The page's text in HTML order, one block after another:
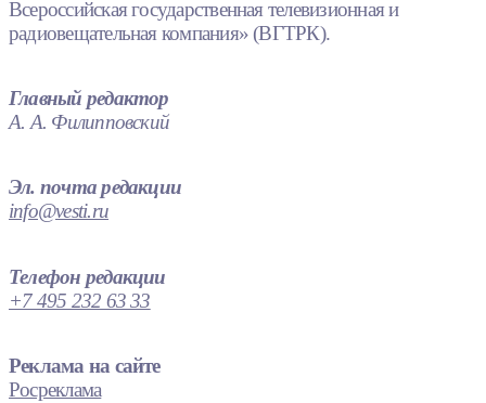
Всероссийская государственная телевизионная и
радиовещательная компания» (ВГТРК).
Главный редактор
А. А. Филипповский
Эл. почта редакции
info@vesti.ru
Телефон редакции
+7 495 232 63 33
Реклама на сайте
Росреклама